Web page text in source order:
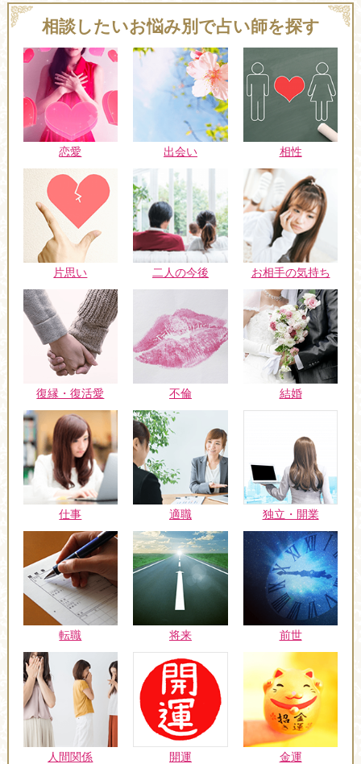
相談したいお悩み別で占い師を探す
恋愛 出会い 相性
片思い 二人の今後 お相手の気持ち
復縁・復活愛 不倫 結婚
仕事 適職 独立・開業
転職 将来 前世
人間関係 開運 金運